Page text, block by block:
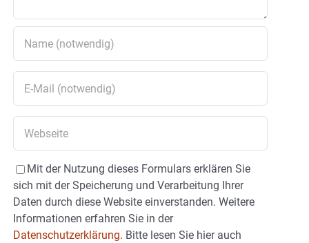
Mit der Nutzung dieses Formulars erklären Sie
sich mit der Speicherung und Verarbeitung Ihrer
Daten durch diese Website einverstanden. Weitere
Informationen erfahren Sie in der
Datenschutzerklärung. Bitte lesen Sie hier auch